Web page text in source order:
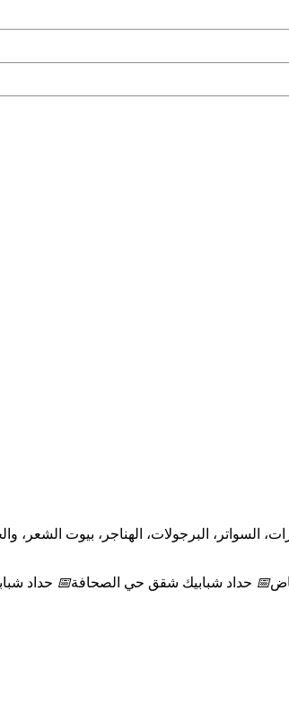
البرجولات، الهناجر، بيوت الشعر،
📅 حداد شبابيك شقق حي الصحافة📅 حداد